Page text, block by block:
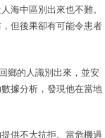
海中區別出來也不難。
但後果卻有可能令患者
鄉的人識別出來，並安
據分析，發現他在當地
供不大抗拒。當危機過